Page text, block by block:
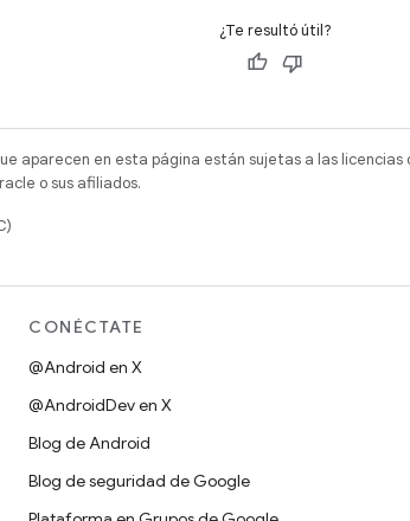
¿Te resultó útil?
aparecen en esta página están sujetas a las licencias
o sus afiliados.
CONÉCTATE
@Android en X
@AndroidDev en X
Blog de Android
Blog de seguridad de Google